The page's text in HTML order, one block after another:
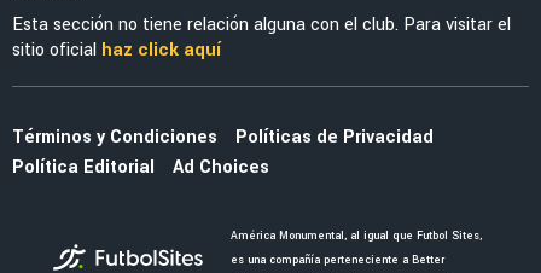
NOTICIAS
Guillermo Ochoa tendría nueva estafeta en
América tras retirarse